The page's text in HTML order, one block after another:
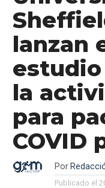
lanzan
estudio
la
para
COVID
Por
Publicado el